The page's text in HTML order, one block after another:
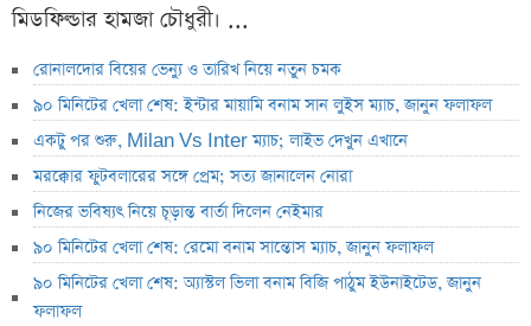
মিডফিল্ডার হামজা চৌধুরী। ...
রোনালদোর বিয়ের ভেন্যু ও তারিখ নিয়ে নতুন চমক
৯০ মিনিটের খেলা শেষ: ইন্টার মায়ামি বনাম সান লুইস ম্যাচ, জানুন ফলাফল
একটু পর শুরু, Milan Vs Inter ম্যাচ; লাইভ দেখুন এখানে
মরক্কোর ফুটবলারের সঙ্গে প্রেম; সত্য জানালেন নোরা
নিজের ভবিষ্যৎ নিয়ে চূড়ান্ত বার্তা দিলেন নেইমার
৯০ মিনিটের খেলা শেষ: রেমো বনাম সান্তোস ম্যাচ, জানুন ফলাফল
৯০ মিনিটের খেলা শেষ: অ্যাস্টল ভিলা বনাম বিজি পাঠুম ইউনাইটেড, জানুন
ফলাফল